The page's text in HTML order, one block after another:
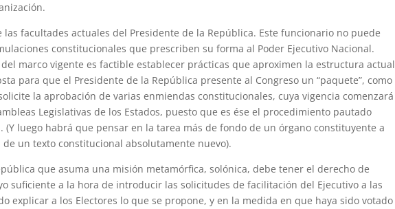
las facultades actuales del Presidente de la República. Este funcionario no puede
constitucionales que prescriben su forma al Poder Ejecutivo Nacional.
marco vigente es factible establecer prácticas que aproximen la estructura actual
para que el Presidente de la República presente al Congreso un “paquete”, como
la aprobación de varias enmiendas constitucionales, cuya vigencia comenzará
Legislativas de los Estados, puesto que es ése el procedimiento pautado
luego habrá que pensar en la tarea más de fondo de un órgano constituyente a
un texto constitucional absolutamente nuevo).
que asuma una misión metamórfica, solónica, debe tener el derecho de
suficiente a la hora de introducir las solicitudes de facilitación del Ejecutivo a las
explicar a los Electores lo que se propone, y en la medida en que haya sido votado